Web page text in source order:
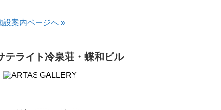
設案内ページへ »
テライト冷泉荘・蝶和ビル